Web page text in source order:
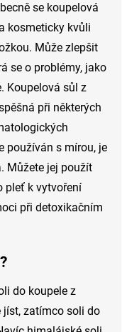
se koupelová
kosmeticky kvůli
Může zlepšit
se o problémy, jako
Koupelová sůl z
při některých
používán s mírou, je
Můžete jej použít
pleť k vytvoření
při detoxikačním
do koupele z
jíst, zatímco soli do